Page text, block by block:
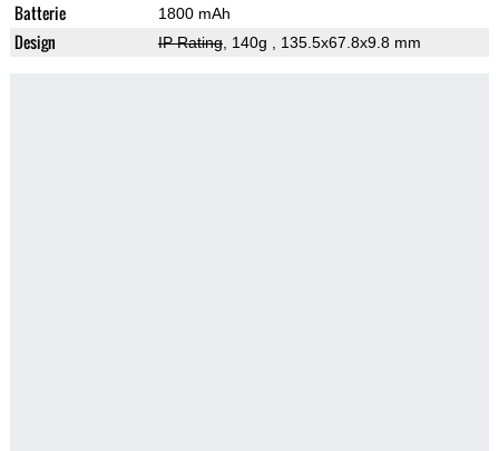
Batterie 1800 mAh
Design IP Rating, 140g , 135.5x67.8x9.8 mm